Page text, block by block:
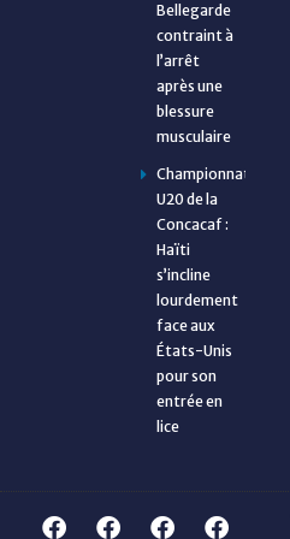
Bellegarde
contraint à
l’arrêt
après une
blessure
musculaire
Championnat
U20 de la
Concacaf :
Haïti
s’incline
lourdement
face aux
États-Unis
pour son
entrée en
lice